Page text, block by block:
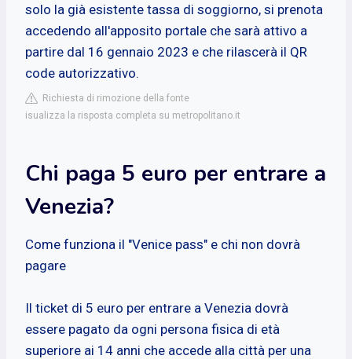
solo la già esistente tassa di soggiorno, si prenota
accedendo all'apposito portale che sarà attivo a
partire dal 16 gennaio 2023 e che rilascerà il QR
code autorizzativo.
Richiesta di rimozione della fonte
isualizza la risposta completa su metropolitano.it
Chi paga 5 euro per entrare a
Venezia?
Come funziona il "Venice pass" e chi non dovrà
pagare
Il ticket di 5 euro per entrare a Venezia dovrà
essere pagato da ogni persona fisica di età
superiore ai 14 anni che accede alla città per una